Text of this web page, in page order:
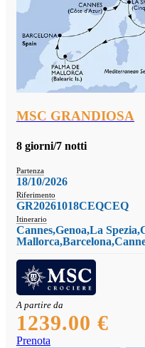
MSC GRANDIOSA
8 giorni/7 notti
Partenza
18/10/2026
Riferimento
GR20261018CEQCEQ
Itinerario
Cannes,Genoa,La
A partire da
1239.00 €
Prenota